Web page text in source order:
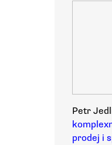
Petr
prodej i